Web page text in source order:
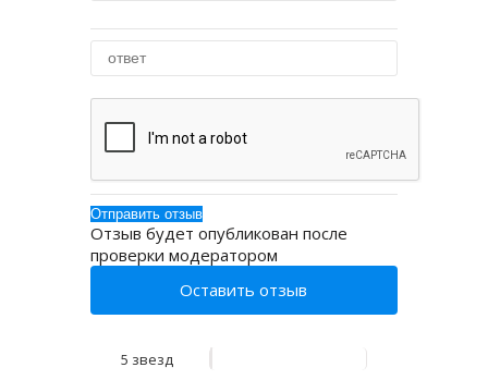
Отзыв будет опубликован после
проверки модератором
Оставить отзыв
5 звезд